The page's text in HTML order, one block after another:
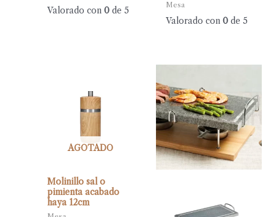
Valorado con0 de 5
Mesa
Valorado con 0de 5
AGOTADO
Molinillo sal o
pimienta acabado
haya 12cm